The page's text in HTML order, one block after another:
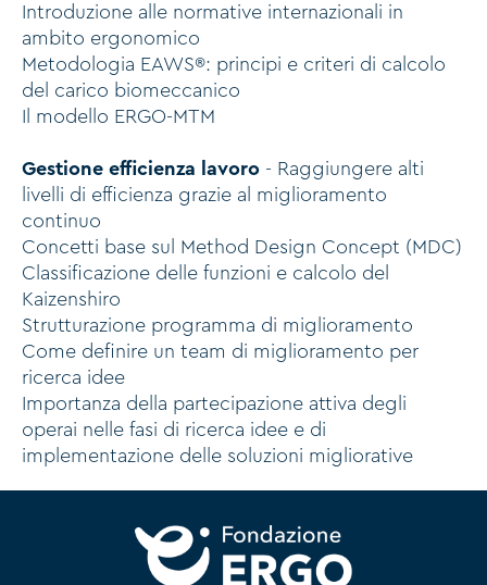
Introduzione alle normative internazionali in
ambito ergonomico
Metodologia EAWS®: principi e criteri di calcolo
del carico biomeccanico
Il modello ERGO-MTM
Gestione efficienza lavoro - Raggiungere alti
livelli di efficienza grazie al miglioramento
continuo
Concetti base sul Method Design Concept (MDC)
Classificazione delle funzioni e calcolo del
Kaizenshiro
Strutturazione programma di miglioramento
Come definire un team di miglioramento per
ricerca idee
Importanza della partecipazione attiva degli
operai nelle fasi di ricerca idee e di
implementazione delle soluzioni migliorative